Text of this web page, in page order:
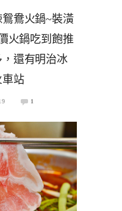
鴛鴦火鍋~裝潢
火鍋吃到飽推
還有明治冰
車站
1